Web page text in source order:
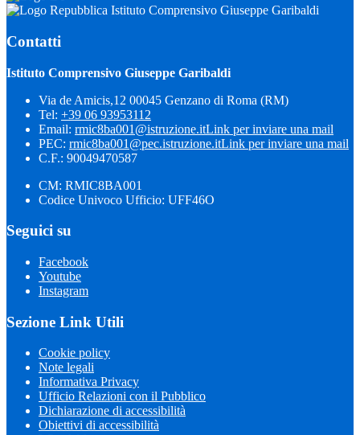
Istituto Comprensivo Giuseppe Garibaldi
Contatti
Istituto Comprensivo Giuseppe Garibaldi
Via de Amicis,12 00045 Genzano di Roma (RM)
Tel: +39 06 93953112
Email: rmic8ba001@istruzione.itLink per inviare una mail
PEC: rmic8ba001@pec.istruzione.itLink per inviare una mail
C.F.: 90049470587
CM: RMIC8BA001
Codice Univoco Ufficio: UFF46O
Seguici su
Facebook
Youtube
Instagram
Sezione Link Utili
Cookie policy
Note legali
Informativa Privacy
Ufficio Relazioni con il Pubblico
Dichiarazione di accessibilità
Obiettivi di accessibilità